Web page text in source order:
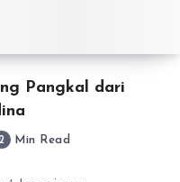
Pangkal dari
Min Read